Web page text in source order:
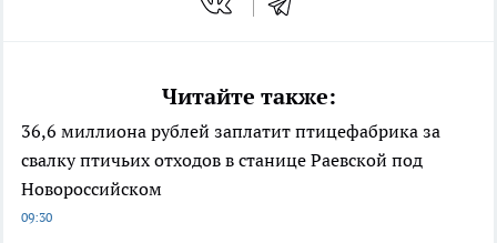
Читайте также:
36,6 миллиона рублей заплатит птицефабрика за
свалку птичьих отходов в станице Раевской под
Новороссийском
09:30